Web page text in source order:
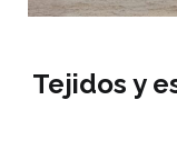
Tejidos y